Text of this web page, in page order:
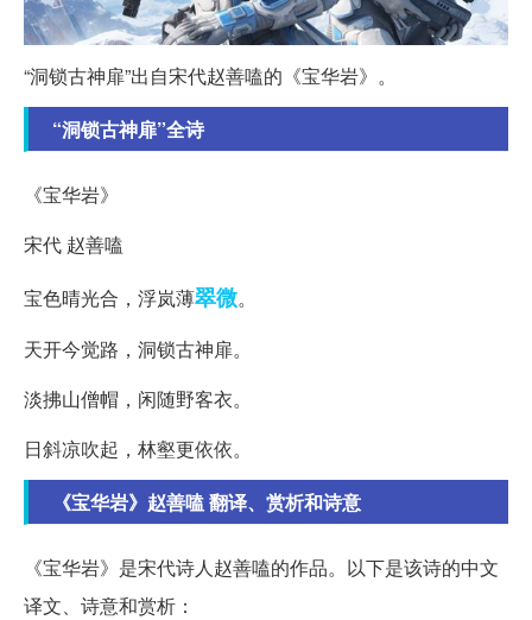
“洞锁古神扉”出自宋代赵善嗑的《宝华岩》。
“洞锁古神扉”全诗
《宝华岩》
宋代 赵善嗑
宝色晴光合，浮岚薄翠微。
天开今觉路，洞锁古神扉。
淡拂山僧帽，闲随野客衣。
日斜凉吹起，林壑更依依。
《宝华岩》赵善嗑 翻译、赏析和诗意
《宝华岩》是宋代诗人赵善嗑的作品。以下是该诗的中文
译文、诗意和赏析：